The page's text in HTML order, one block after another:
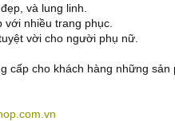
và lung linh.
nhiều trang phục.
vời cho người phụ nữ.
cấp cho khách hàng những